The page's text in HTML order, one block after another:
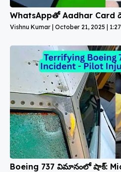
WhatsAppతో Aadhar
Vishnu Kumar October 21, 2025
Boeing 737 విమానంలో షాక్: